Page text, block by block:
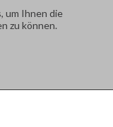
um Ihnen die
zu können.